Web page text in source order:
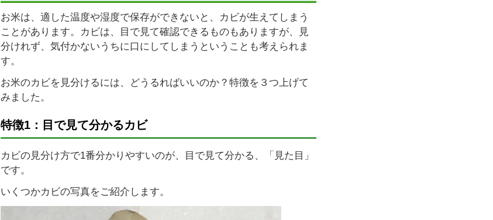
お米は、適した温度や湿度で保存ができないと、カビが生えてしまう
ことがあります。カビは、目で見て確認できるものもありますが、見
分けれず、気付かないうちに口にしてしまうということも考えられま
す。
お米のカビを見分けるには、どうるればいいのか？特徴を３つ上げて
みました。
特徴1：目で見て分かるカビ
カビの見分け方で1番分かりやすいのが、目で見て分かる、「見た目」
です。
いくつかカビの写真をご紹介します。